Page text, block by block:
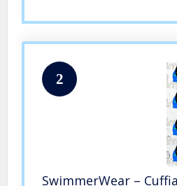
2
SwimmerWear –